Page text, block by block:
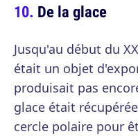
De la glace
Jusqu'au début du
était un objet
produisait pas
glace était
cercle polaire pour